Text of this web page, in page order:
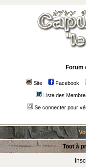
Forum
Site Facebook
Liste des
Se connecter pour
Tout à